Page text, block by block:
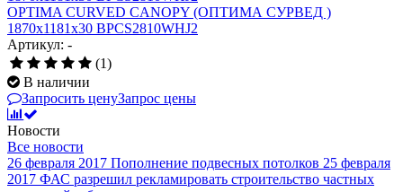
OPTIMA CURVED CANOPY (ОПТИМА CУРВЕД )
1870х1181х30 BPCS2810WHJ2
Артикул: -
(1)
В наличии
Запросить ценуЗапрос цены
Новости
Все новости
26 февраля 2017 Пополнение подвесных потолков 25 февраля
2017 ФАС разрешил рекламировать строительство частных